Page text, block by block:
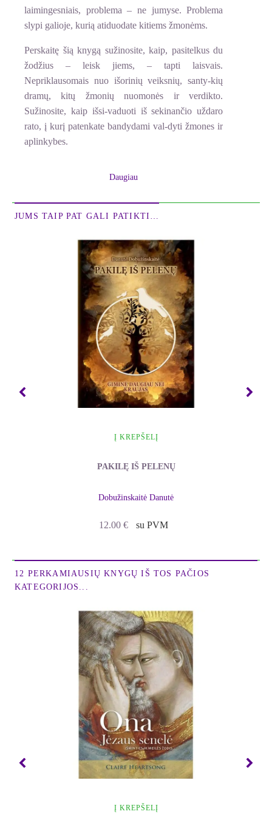
laimingesniais, problema – ne jumyse. Problema
slypi galioje, kurią atiduodate kitiems žmonėms.
Perskaitę šią knygą sužinosite, kaip, pasitelkus du
žodžius – leisk jiems, – tapti laisvais.
Nepriklausomais nuo išorinių veiksnių, santy-kių
dramų, kitų žmonių nuomonės ir verdikto.
Sužinosite, kaip išsi-vaduoti iš sekinančio uždaro
rato, į kurį patenkate bandydami val-dyti žmones ir
aplinkybes.
gebėjimą tausoti savo laiką ir energiją bei susitelkti į
tai, kas iš tiesų svarbiausia. Per daug savo
palaikymo, mėgindami padaryti kitus laimingais,
paisydami jų nuomonės. Ši knyga padės jums
liautis dalyti kitiems savo galią ir pradėti kurti
gyvenimą, kuriame svarbiausi esate jūs patys – jūsų
svajonės, jūsų tikslai, jūsų laimė.
Leisk jiems yra paprastas įrankis, apie kurį kalba
milijonai žmonių visame pasaulyje – nes jis veikia.
Greičiausias būdas susigrąžinti savo gyvenimo
kontrolę – liautis kontroliuoti kitus žmones ir
sutelkti dėmesį į tai, ką gali kontroliuoti: į save.
gyvenimą, jūs pagaliau pradedate gyventi
ir pasaulyje pripažinta mąstysenos, motyvacijos ir
elgsenos pokyčių ekspertė. Jos tek-stai išversti į 41
kalbą. Pardavusi milijonus savo knygų
egzempliorių, galėdama pasigirti septyniais
#1Audible titulais ir milijardais tinklalaidžių
peržiūrų, Melė turi rimtą pagrindą manyti, kad jos
veikla daro reikšmingą įtaką pasauliniu mastu.
Melė, vedanti vieną populiariausių pasaulyje tinkla-
laidžių – The Mel Robbins Podcast, kasdien
įkvepia žiūrovus ir klausytojus 194 pasaulio šalyse.
Jos kompanija – 143 Studios Inc. – kuria mentaliai
provokuojančią, didžiulio populiarumo susilaukusią
poveikiu pasižyminčius renginius ir rengia origina-
Daugiau
JUMS TAIP PAT GALI PATIKTI…
Į KREPŠELĮ
PAKILĘ IŠ PELENŲ
Dobužinskaitė Danutė
12.00 € su PVM
12 PERKAMIAUSIŲ KNYGŲ IŠ TOS PAČIOS
KATEGORIJOS...
Į KREPŠELĮ